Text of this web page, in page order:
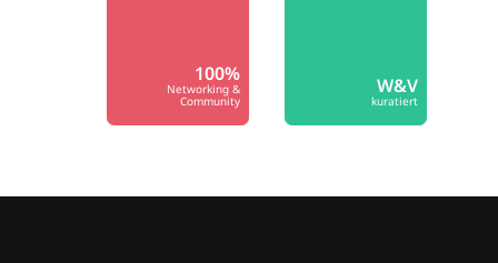
100%
Networking &
Community
W&V
kuratiert